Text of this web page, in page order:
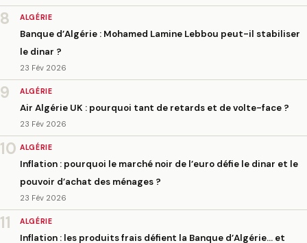
8 ALGÉRIE
Banque d’Algérie : Mohamed Lamine Lebbou peut-il stabiliser
le dinar ?
23 Fév 2026
9 ALGÉRIE
Air Algérie UK : pourquoi tant de retards et de volte-face ?
23 Fév 2026
10 ALGÉRIE
Inflation : pourquoi le marché noir de l’euro défie le dinar et le
pouvoir d’achat des ménages ?
23 Fév 2026
11 ALGÉRIE
Inflation : les produits frais défient la Banque d’Algérie… et